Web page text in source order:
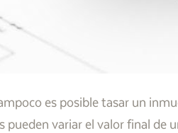
es posible tasar un
variar el valor final de